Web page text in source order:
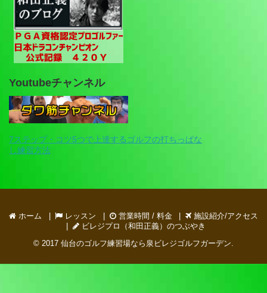
Youtubeチャンネル
7ステップ・コツ5つで上達するゴルフの打ちっぱな
し練習方法
ホーム レッスン 営業時間 / 料金
施設紹介/アクセス
ビレジプロ（和田正義）のつぶやき
© 2017 仙台のゴルフ練習場なら泉ビレジゴルフガーデン.